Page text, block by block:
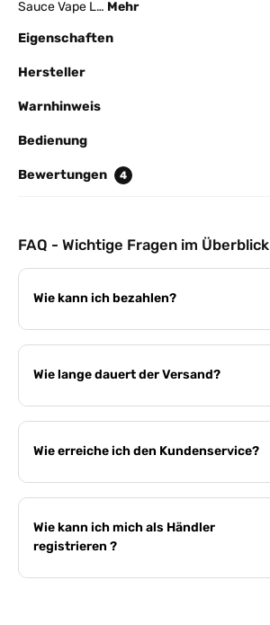
Sauce Vape L… Mehr
Eigenschaften
Hersteller
Warnhinweis
Bedienung
Bewertungen 4
FAQ - Wichtige Fragen im Überblick
Wie kann ich bezahlen?
Wie lange dauert der Versand?
Wie erreiche ich den Kundenservice?
Wie kann ich mich als Händler
registrieren ?